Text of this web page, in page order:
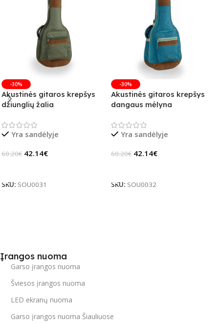
-30%
Akustinės gitaros krepšys
džiunglių žalia
Yra sandėlyje
60.20€ 42.14€
SKU: SOU0031
-30%
Akustinės gitaros krepšys
dangaus mėlyna
Yra sandėlyje
60.20€ 42.14€
SKU: SOU0032
Įrangos nuoma
Garso įrangos nuoma
Šviesos įrangos nuoma
LED ekranų nuoma
Garso įrangos nuoma Šiauliuose